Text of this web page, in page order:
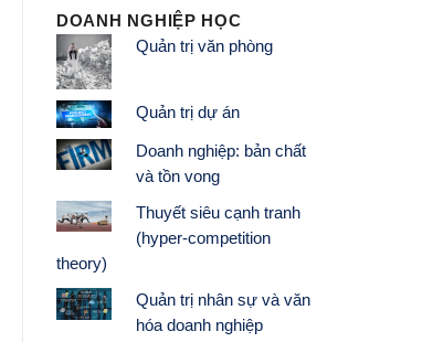
DOANH NGHIỆP HỌC
Quản trị văn phòng
Quản trị dự án
Doanh nghiệp: bản chất
và tồn vong
Thuyết siêu cạnh tranh
(hyper-competition
theory)
Quản trị nhân sự và văn
hóa doanh nghiệp